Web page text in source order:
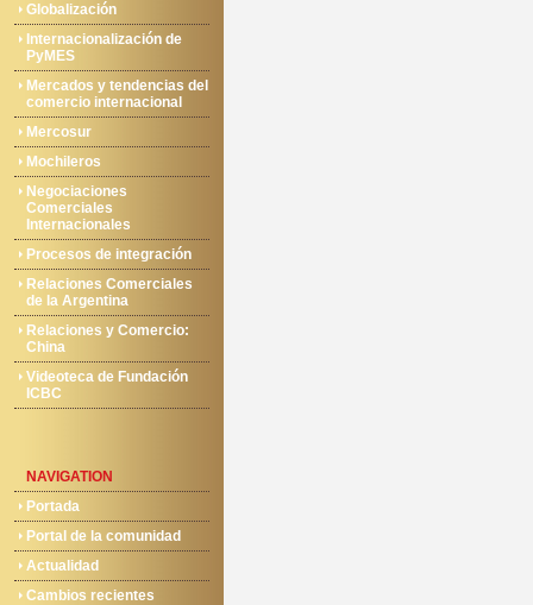
Globalización
Internacionalización de
PyMES
Mercados y tendencias del
comercio internacional
Mercosur
Mochileros
Negociaciones
Comerciales
Internacionales
Procesos de integración
Relaciones Comerciales
de la Argentina
Relaciones y Comercio:
China
Videoteca de Fundación
ICBC
NAVIGATION
Portada
Portal de la comunidad
Actualidad
Cambios recientes